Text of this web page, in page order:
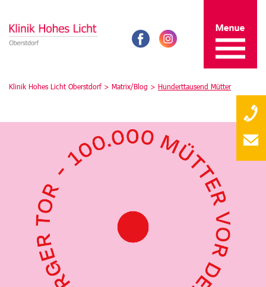
Klinik Hohes Licht Oberstdorf > Matrix/Blog > Hunderttausend Mütter